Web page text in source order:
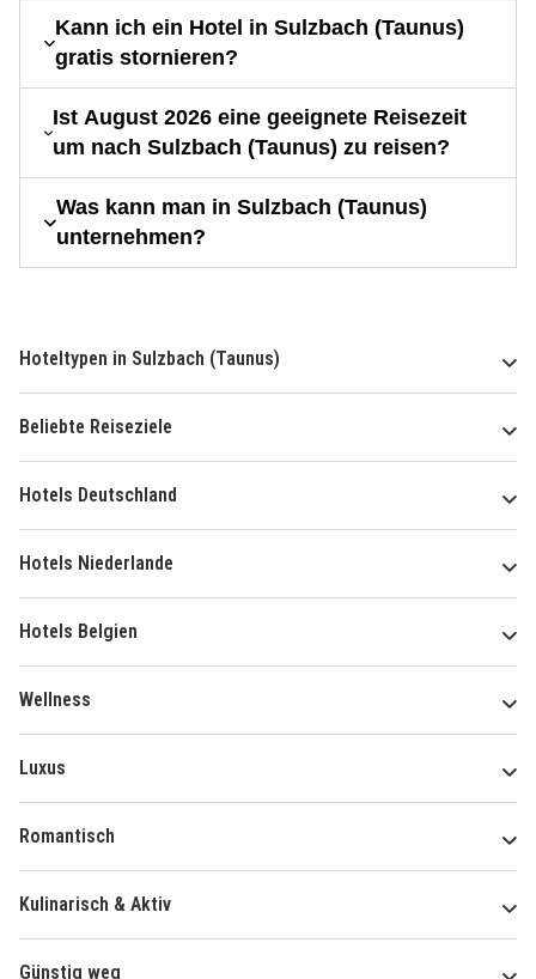
Kann ich ein Hotel in Sulzbach (Taunus)
gratis stornieren?
Ist August 2026 eine geeignete Reisezeit
um nach Sulzbach (Taunus) zu reisen?
Was kann man in Sulzbach (Taunus)
unternehmen?
Hoteltypen in Sulzbach (Taunus)
Beliebte Reiseziele
Hotels Deutschland
Hotels Niederlande
Hotels Belgien
Wellness
Luxus
Romantisch
Kulinarisch & Aktiv
Günstig weg